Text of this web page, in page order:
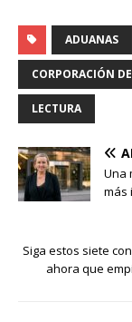
ADUANAS
CORPORACIÓN
LECTURA
Una
más
Siga estos siete
ahora que